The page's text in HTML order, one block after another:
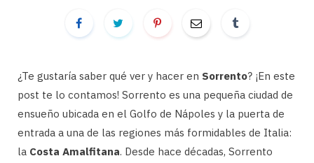
¿Te gustaría saber qué ver y hacer en Sorrento? ¡En este
post te lo contamos! Sorrento es una pequeña ciudad de
ensueño ubicada en el Golfo de Nápoles y la puerta de
entrada a una de las regiones más formidables de Italia:
la Costa Amalfitana. Desde hace décadas, Sorrento